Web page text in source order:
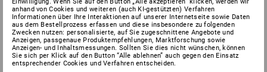
info@strauss.be
Zurück
anhand von Cookies und weiteren (auch KI-gestützten) Verfahren
Informationen über Ihre Interaktionen auf unserer Internetseite sowie Daten
aus dem Bestellprozess erfassen und diese insbesondere zu folgenden
Zwecken nutzen: personalisierte, auf Sie zugeschnittene Angebote und
Anzeigen, passgenaue Produktempfehlungen, Marktforschung sowie
Anzeigen- und Inhaltsmessungen. Sollten Sie dies nicht wünschen, können
Sie sich per Klick auf den Button “Alle ablehnen” auch gegen den Einsatz
entsprechender Cookies und Verfahren entscheiden.